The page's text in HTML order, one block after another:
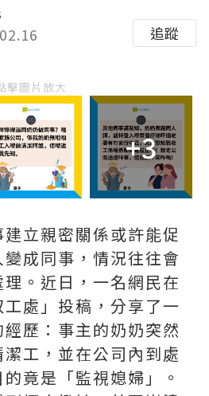
追蹤
擊圖片放大
+3
立親密關係或許能促
成同事，情況往往會
。近日，一名網民在
處」投稿，分享了一
歷：事主的奶奶突然
工，並在公司內到處
竟是「監視媳婦」。